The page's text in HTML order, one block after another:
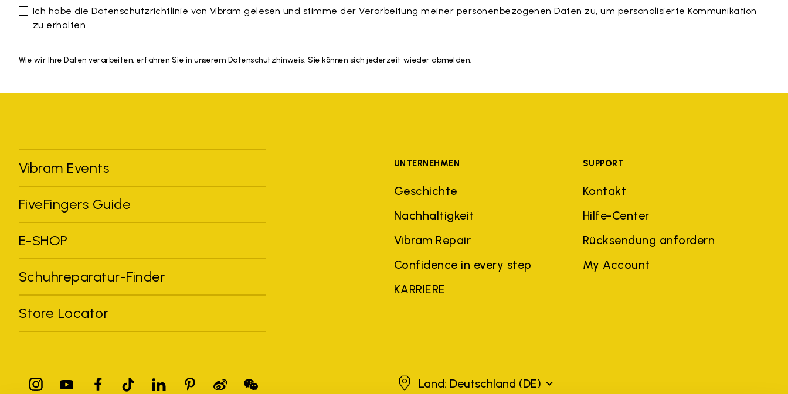
Ich habe dieDatenschutzrichtlinie von Vibram gelesen und stimme der Verarbeitung meiner personenbezogenen Daten zu, um personalisierte Kommunikation
zu erhalten
Wie wir Ihre Daten verarbeiten, erfahren Sie in unserem Datenschutzhinweis. Sie können sich jederzeit wieder abmelden.
Vibram Events
FiveFingers Guide
E-SHOP
Schuhreparatur-Finder
Store Locator
UNTERNEHMEN
Geschichte
Nachhaltigkeit
Vibram Repair
Confidence in every step
KARRIERE
SUPPORT
Kontakt
Hilfe-Center
Rücksendung anfordern
My Account
Deutschland
Land: Deutschland (DE)